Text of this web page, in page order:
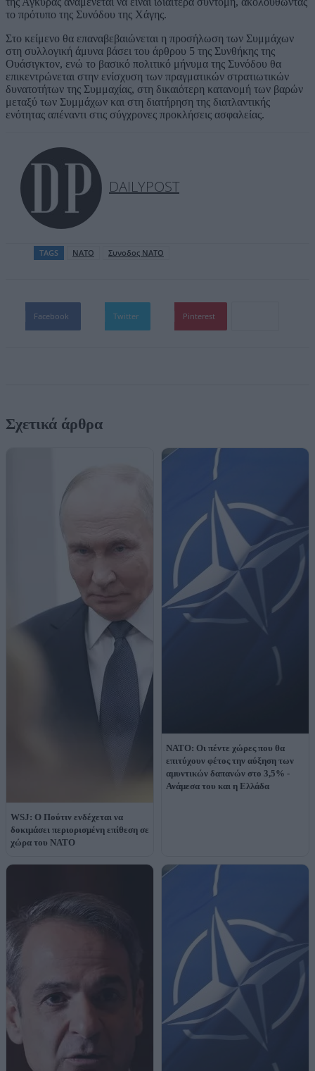
το πρότυπο της Συνόδου της Χάγης.
Στο κείμενο θα επαναβεβαιώνεται η προσήλωση των Συμμάχων
στη συλλογική άμυνα βάσει του άρθρου 5 της Συνθήκης της
Ουάσιγκτον, ενώ το βασικό πολιτικό μήνυμα της Συνόδου θα
επικεντρώνεται στην ενίσχυση των πραγματικών στρατιωτικών
δυνατοτήτων της Συμμαχίας, στη δικαιότερη κατανομή των βαρών
μεταξύ των Συμμάχων και στη διατήρηση της διατλαντικής
ενότητας απέναντι στις σύγχρονες προκλήσεις ασφαλείας.
DAILYPOST
TAGS ΝΑΤΟ Συνοδος ΝΑΤΟ
Facebook Twitter Pinterest
Σχετικά άρθρα
WSJ: Ο Πούτιν ενδέχεται να
δοκιμάσει περιορισμένη επίθεση σε
χώρα του ΝΑΤΟ
ΝΑΤΟ: Οι πέντε χώρες που θα
επιτύχουν φέτος την αύξηση των
αμυντικών δαπανών στο 3,5% -
Ανάμεσα του και η Ελλάδα